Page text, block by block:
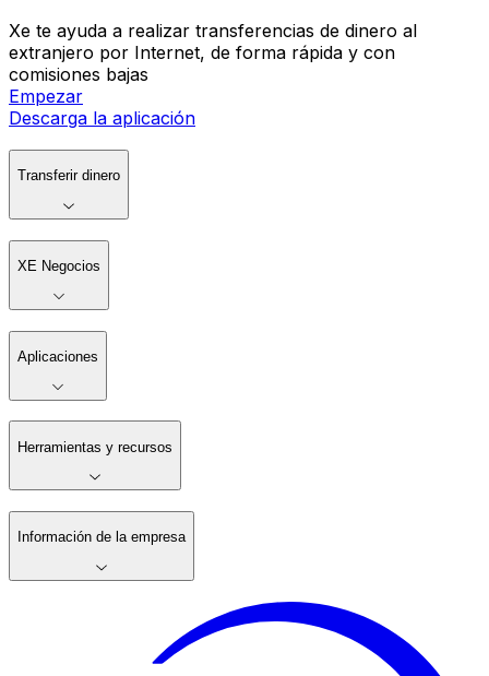
Xe te ayuda a realizar transferencias de dinero al
extranjero por Internet, de forma rápida y con
comisiones bajas
Empezar
Descarga la aplicación
Transferir dinero
XE Negocios
Aplicaciones
Herramientas y recursos
Información de la empresa